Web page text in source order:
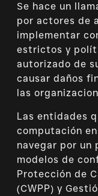
Se hace un
por actores de
implementar
estrictos y
autorizado de
causar daños
las
Las entidades
computación
navegar por un
modelos de
Protección de
(CWPP) y